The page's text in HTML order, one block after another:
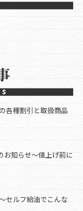
各種割引と取扱商品
お知らせ～値上げ前に
セルフ給油でこんな